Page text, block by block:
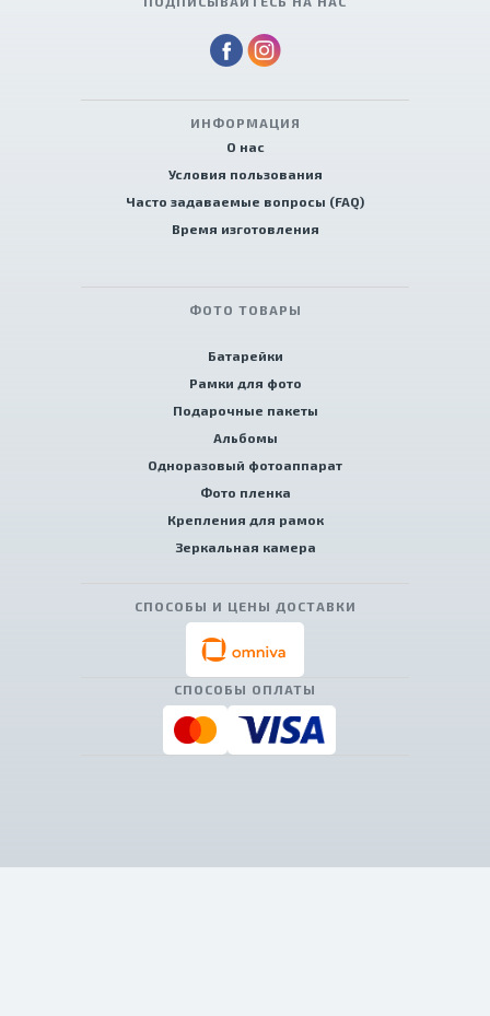
ИНФОРМАЦИЯ
О нас
Условия пользования
Часто задаваемые вопросы (FAQ)
Время изготовления
ФОТО ТОВАРЫ
Батарейки
Рамки для фото
Подарочные пакеты
Альбомы
Одноразовый фотоаппарат
Фото пленка
Крепления для рамок
Зеркальная камера
СПОСОБЫ И ЦЕНЫ ДОСТАВКИ
СПОСОБЫ ОПЛАТЫ